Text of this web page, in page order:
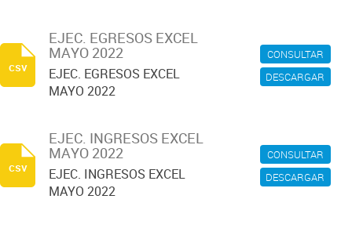
CONSULTAR
DESCARGAR
EJEC. EGRESOS EXCEL
MAYO 2022
EJEC. EGRESOS EXCEL
MAYO 2022
csv
CONSULTAR
DESCARGAR
EJEC. INGRESOS EXCEL
MAYO 2022
EJEC. INGRESOS EXCEL
MAYO 2022
csv